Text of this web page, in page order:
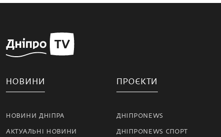
НОВИНИ
НОВИНИ ДНІПРА
АКТУАЛЬНІ НОВИНИ
ПРОЄКТИ
ДНІПРОNEWS
ДНІПРОNEWS СПОРТ